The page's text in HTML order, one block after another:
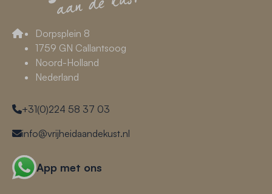
Dorpsplein 8
1759 GN Callantsoog
Noord-Holland
Nederland
+31(0)224 58 37 03
info@vrijheidaandekust.nl
App met ons